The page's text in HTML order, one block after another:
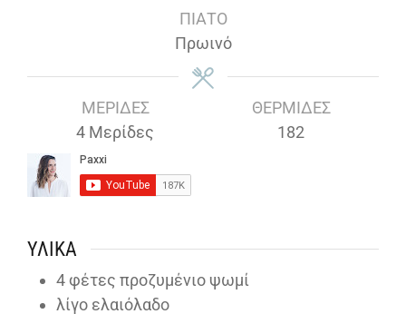
ΠΙΆΤΟ
Πρωινό
ΜΕΡΊΔΕΣ
4 Μερίδες
ΘΕΡΜΊΔΕΣ
182
ΥΛΙΚΆ
4φέτες προζυμένιο ψωμί
λίγο ελαιόλαδο